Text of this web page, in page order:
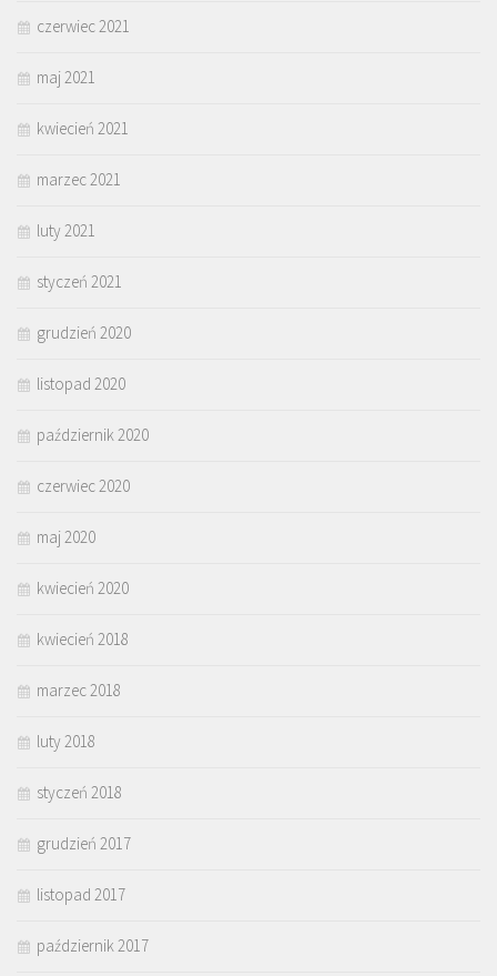
czerwiec 2021
maj 2021
kwiecień 2021
marzec 2021
luty 2021
styczeń 2021
grudzień 2020
listopad 2020
październik 2020
czerwiec 2020
maj 2020
kwiecień 2020
kwiecień 2018
marzec 2018
luty 2018
styczeń 2018
grudzień 2017
listopad 2017
październik 2017